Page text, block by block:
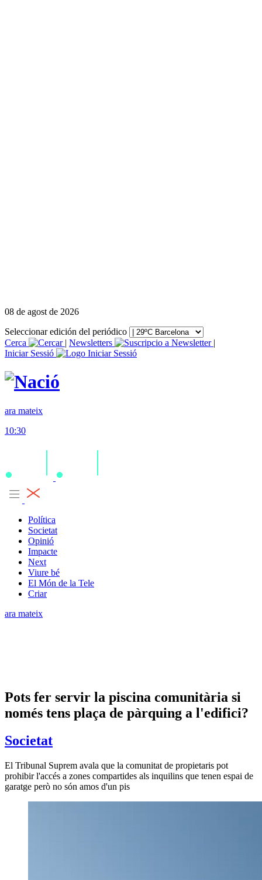
08 de agost de 2026
Seleccionar edición del periódico
Cerca
| Newsletters
|
Iniciar Sessió
ara mateix
10:30
Política
Societat
Opinió
Impacte
Next
Viure bé
El Món de la Tele
Criar
ara mateix
Pots fer servir la piscina comunitària si
només tens plaça de pàrquing a l'edifici?
Societat
El Tribunal Suprem avala que la comunitat de propietaris pot
prohibir l'accés a zones compartides als inquilins que tenen espai de
garatge però no són amos d'un pis